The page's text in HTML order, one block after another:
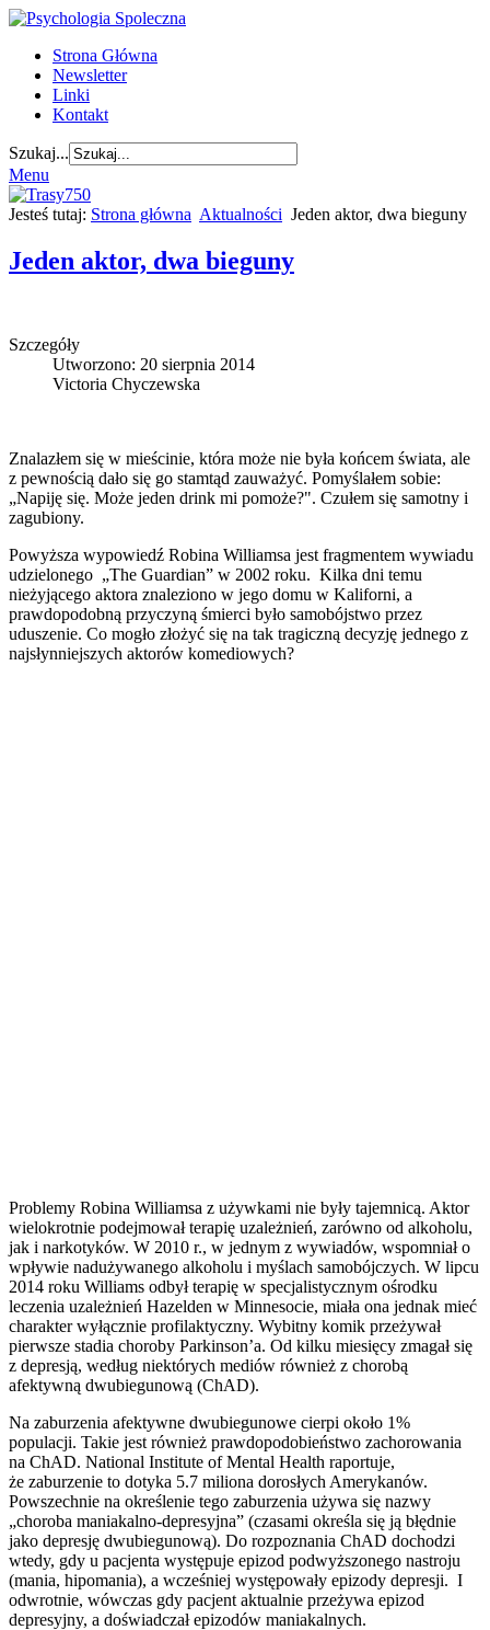
Strona Główna
Newsletter
Linki
Kontakt
Szukaj...
Menu
Jesteś tutaj: Strona główna Aktualności Jeden aktor, dwa bieguny
Jeden aktor, dwa bieguny
Szczegóły
Utworzono: 20 sierpnia 2014
Victoria Chyczewska
Znalazłem się w mieścinie, która może nie była końcem świata, ale
z pewnością dało się go stamtąd zauważyć. Pomyślałem sobie:
„Napiję się. Może jeden drink mi pomoże?". Czułem się samotny i
zagubiony.
Powyższa wypowiedź Robina Williamsa jest fragmentem wywiadu
udzielonego „The Guardian” w 2002 roku. Kilka dni temu
nieżyjącego aktora znaleziono w jego domu w Kaliforni, a
prawdopodobną przyczyną śmierci było samobójstwo przez
uduszenie. Co mogło złożyć się na tak tragiczną decyzję jednego z
najsłynniejszych aktorów komediowych?
Problemy Robina Williamsa z używkami nie były tajemnicą. Aktor
wielokrotnie podejmował terapię uzależnień, zarówno od alkoholu,
jak i narkotyków. W 2010 r., w jednym z wywiadów, wspomniał o
wpływie nadużywanego alkoholu i myślach samobójczych. W lipcu
2014 roku Williams odbył terapię w specjalistycznym ośrodku
leczenia uzależnień Hazelden w Minnesocie, miała ona jednak mieć
charakter wyłącznie profilaktyczny. Wybitny komik przeżywał
pierwsze stadia choroby Parkinson’a. Od kilku miesięcy zmagał się
z depresją, według niektórych mediów również z chorobą
afektywną dwubiegunową (ChAD).
Na zaburzenia afektywne dwubiegunowe cierpi około 1%
populacji. Takie jest również prawdopodobieństwo zachorowania
na ChAD. National Institute of Mental Health raportuje,
że zaburzenie to dotyka 5.7 miliona dorosłych Amerykanów.
Powszechnie na określenie tego zaburzenia używa się nazwy
„choroba maniakalno-depresyjna” (czasami określa się ją błędnie
jako depresję dwubiegunową). Do rozpoznania ChAD dochodzi
wtedy, gdy u pacjenta występuje epizod podwyższonego nastroju
(mania, hipomania), a wcześniej występowały epizody depresji. I
odwrotnie, wówczas gdy pacjent aktualnie przeżywa epizod
depresyjny, a doświadczał epizodów maniakalnych.